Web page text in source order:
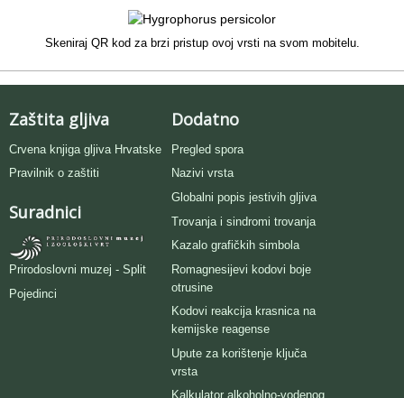
Skeniraj QR kod za brzi pristup ovoj vrsti na svom mobitelu.
Zaštita gljiva
Crvena knjiga gljiva Hrvatske
Pravilnik o zaštiti
Suradnici
Prirodoslovni muzej - Split
Pojedinci
Dodatno
Pregled spora
Nazivi vrsta
Globalni popis jestivih gljiva
Trovanja i sindromi trovanja
Kazalo grafičkih simbola
Romagnesijevi kodovi boje
otrusine
Kodovi reakcija krasnica na
kemijske reagense
Upute za korištenje ključa
vrsta
Kalkulator alkoholno-vodenog